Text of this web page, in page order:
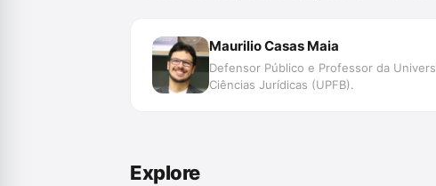
Maurilio Casas Maia
Defensor Público e Professor da
Ciências Jurídicas (UPFB).
Explore